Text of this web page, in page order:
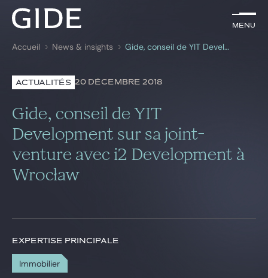
Menu
Rechercher par mots-clés
Menu
Avocats
Expertises
Global
News & insights
Gide Pro Bono et RSE
Accueil News & insights Gide, conseil de YIT Development sur sa joint-venture avec i2 Development à Wrocław
ACTUALITÉS 20 DÉCEMBRE 2018
Gide, conseil de YIT
Development sur sa joint-
venture avec i2 Development à
Wrocław
EXPERTISE PRINCIPALE
Immobilier